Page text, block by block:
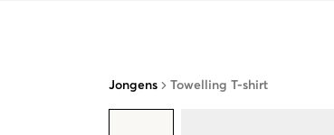
Jongens Towelling T-shirt